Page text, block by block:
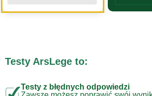
Testy ArsLege to:
Testy z błędnych odpowiedzi